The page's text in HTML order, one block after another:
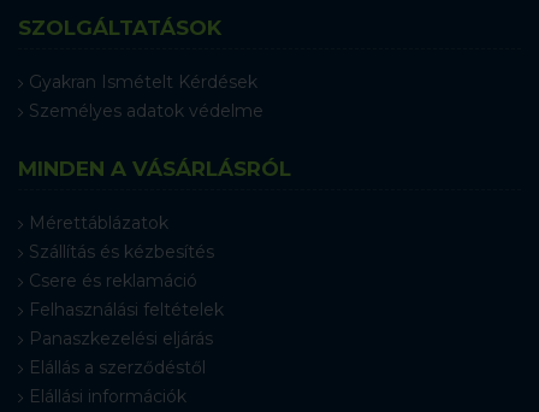
SZOLGÁLTATÁSOK
Gyakran Ismételt Kérdések
Személyes adatok védelme
MINDEN A VÁSÁRLÁSRÓL
Mérettáblázatok
Szállítás és kézbesítés
Csere és reklamáció
Felhasználási feltételek
Panaszkezelési eljárás
Elállás a szerződéstől
Elállási információk